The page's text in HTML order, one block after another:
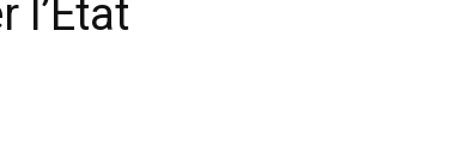
l’État